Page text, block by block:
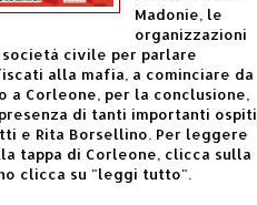
Madonie, le
organizzazioni
civile per parlare
alla mafia, a cominciare da
a Corleone, per la conclusione,
di tanti importanti ospiti,
e Rita Borsellino. Per leggere
tappa di Corleone, clicca sulla
clicca su "leggi tutto".